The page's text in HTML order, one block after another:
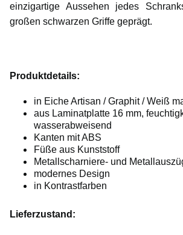
einzigartige Aussehen jedes
großen schwarzen Griffe geprägt.
Produktdetails:
in Eiche Artisan / Graphit / Weiß
aus Laminatplatte 16 mm,
wasserabweisend
Kanten mit ABS
Füße aus Kunststoff
Metallscharniere- und
modernes Design
in Kontrastfarben
Lieferzustand: